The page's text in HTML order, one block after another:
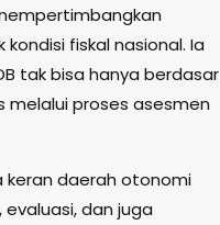
fiskal nasional. Ia
tak bisa hanya berdasar
melalui proses asesmen
keran daerah otonomi
evaluasi, dan juga